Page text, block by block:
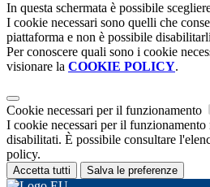
In questa schermata è possibile
I cookie necessari sono quelli che
piattaforma e non è possibile
Per conoscere quali sono i cookie
visionare la COOKIE POLICY.
Cookie necessari per il funzionamento
I cookie necessari per il funzionamento
disabilitati. È possibile consultare
policy.
Accetta tutti Salva le preferenze